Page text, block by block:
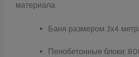
материала:
Баня размером 3х4
Пенобетонные блоки: